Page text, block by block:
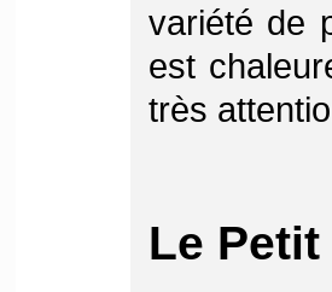
variété de
est
très
Le